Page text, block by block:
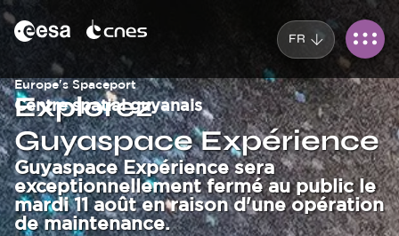
Panneau de gestion des cookies
Aller
au
contenu
principal
Europe's Spaceport
Centre spatial guyanais
FR
Corps
Titre
Explorez
Guyaspace Expérience
Texte
Guyaspace Expérience sera
exceptionnellement fermé au public le
mardi 11 août en raison d'une opération
de maintenance.